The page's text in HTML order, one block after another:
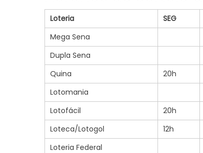
Loteria SEG
Mega Sena
Dupla Sena
Quina
20h
Lotomania
Lotofácil
20h
Loteca/Lotogol
12h
Loteria Federal